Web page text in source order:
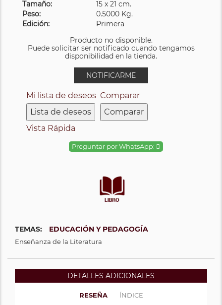
Tamaño:
15 x 21 cm.
Peso:
0.5000 Kg.
Edición:
Primera
Producto no disponible.
Puede solicitar ser notificado cuando tengamos
disponibilidad en la tienda.
NOTIFICARME
Mi lista de deseos
Lista de deseos
Comparar
Comparar
Vista Rápida
Preguntar por WhatsApp:
TEMAS: EDUCACIÓN Y PEDAGOGÍA
Enseñanza de la Literatura
DETALLES ADICIONALES
RESEÑA ÍNDICE